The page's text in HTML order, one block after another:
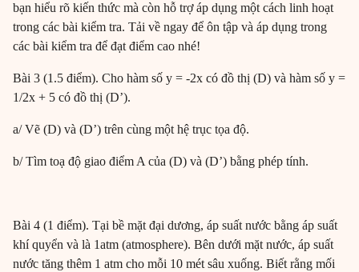
bạn hiểu rõ kiến thức mà còn hỗ trợ áp dụng một cách linh hoạt
trong các bài kiểm tra. Tải về ngay để ôn tập và áp dụng trong
các bài kiểm tra để đạt điểm cao nhé!
Bài 3 (1.5 điểm). Cho hàm số y = -2x có đồ thị (D) và hàm số y =
1/2x + 5 có đồ thị (D’).
a/ Vẽ (D) và (D’) trên cùng một hệ trục tọa độ.
b/ Tìm toạ độ giao điểm A của (D) và (D’) bằng phép tính.
Bài 4 (1 điểm). Tại bề mặt đại dương, áp suất nước bằng áp suất
khí quyển và là 1atm (atmosphere). Bên dưới mặt nước, áp suất
nước tăng thêm 1 atm cho mỗi 10 mét sâu xuống. Biết rằng mối